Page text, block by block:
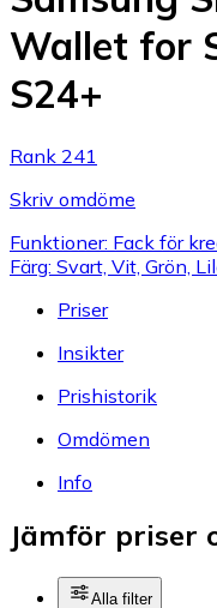
Wallet for
S24+
Rank 241
Skriv omdöme
Funktioner: Fack för
Färg: Svart, Vit, Grön,
Priser
Insikter
Prishistorik
Omdömen
Info
Jämför priser
Alla filter